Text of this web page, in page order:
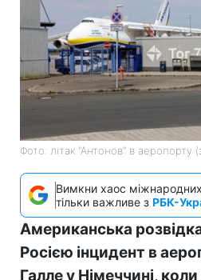
Фото: літак "Антонов" в аеропорту
Вимкни хаос
тільки важливе з РБК-
Американська
Росією інцидент в
Галле у Німеччині,